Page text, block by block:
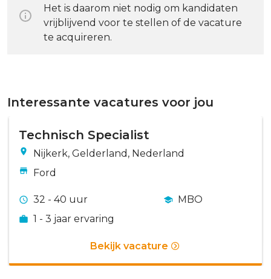
Het is daarom niet nodig om kandidaten
vrijblijvend voor te stellen of de vacature
te acquireren.
Interessante vacatures voor jou
Technisch Specialist
Nijkerk, Gelderland, Nederland
Ford
32 - 40 uur
MBO
1 - 3 jaar ervaring
Bekijk vacature